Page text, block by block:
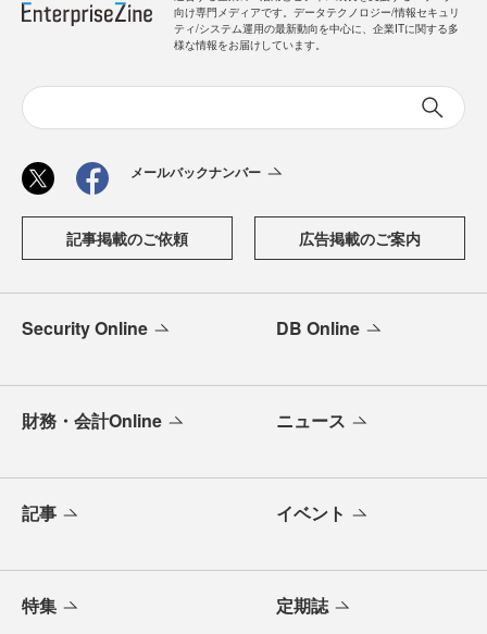
向け専門メディアです。データテクノロジー/情報セキュリ
ティ/システム運用の最新動向を中心に、企業ITに関する多
様な情報をお届けしています。
メールバックナンバー
記事掲載のご依頼 広告掲載のご案内
Security Online DB Online
財務・会計Online ニュース
記事 イベント
特集 定期誌